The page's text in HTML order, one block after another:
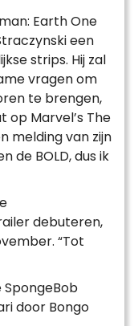
Earth One
een
strips. Hij zal
vragen om
te brengen,
Marvel’s The
melding van zijn
de BOLD, dus ik
debuteren,
“Tot
door Bongo